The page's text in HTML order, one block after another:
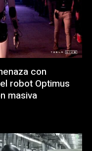
con
robot Optimus
masiva